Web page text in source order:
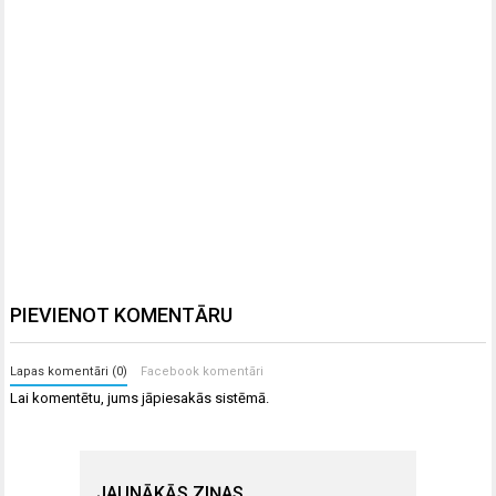
PIEVIENOT KOMENTĀRU
Lapas komentāri (0) Facebook komentāri
Lai komentētu, jumsjāpiesakās sistēmā.